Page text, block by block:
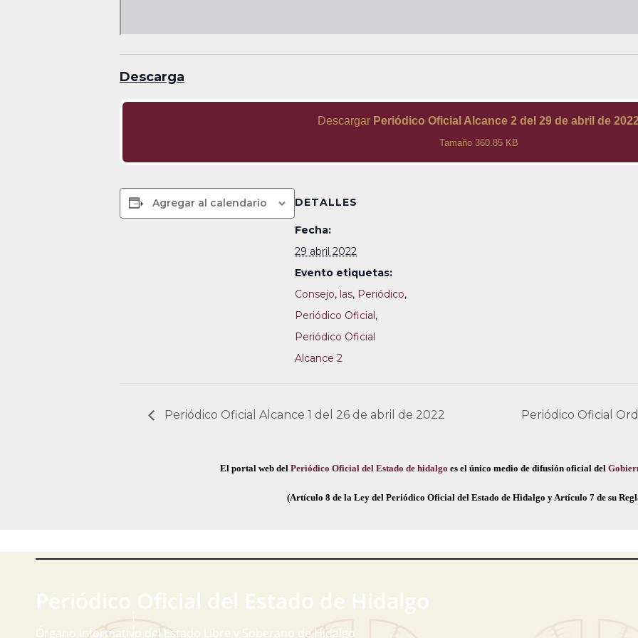
Descarga
Descargar Periódico Oficial Alcance 2 del 29 de abril de
Tamaño 360.85 KB
Agregar al calendario DETALLES
Fecha:
29 abril 2022
Evento etiquetas:
Consejo, las, Periódico,
Periódico Oficial,
Periódico Oficial
Alcance 2
Periódico Oficial Alcance 1 del 26 de abril de 2022 Periódico Oficial
El portal web del Periódico Oficial del Estado de hidalgo es el único medio de difusión oficial del
(Artículo 8 de la Ley del Periódico Oficial del Estado de Hidalgo y Artículo 7 de su
Periódico Oficial del Estado de Hidalgo
Órgano informativo del Estado Libre y Soberano de Hidalgo